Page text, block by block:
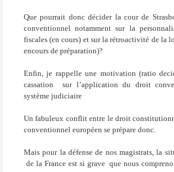
Que pourrait donc décider la cour de
conventionnel notamment sur la
fiscales (en cours) et sur la rétroactivité de la
encours de préparation)?
Enfin, je rappelle une motivation (ratio
cassation
sur l’application du droit
système judiciaire
Un fabuleux conflit entre le droit
conventionnel européen se prépare donc.
Mais pour la défense de nos magistrats, la
de la France est si grave que nous